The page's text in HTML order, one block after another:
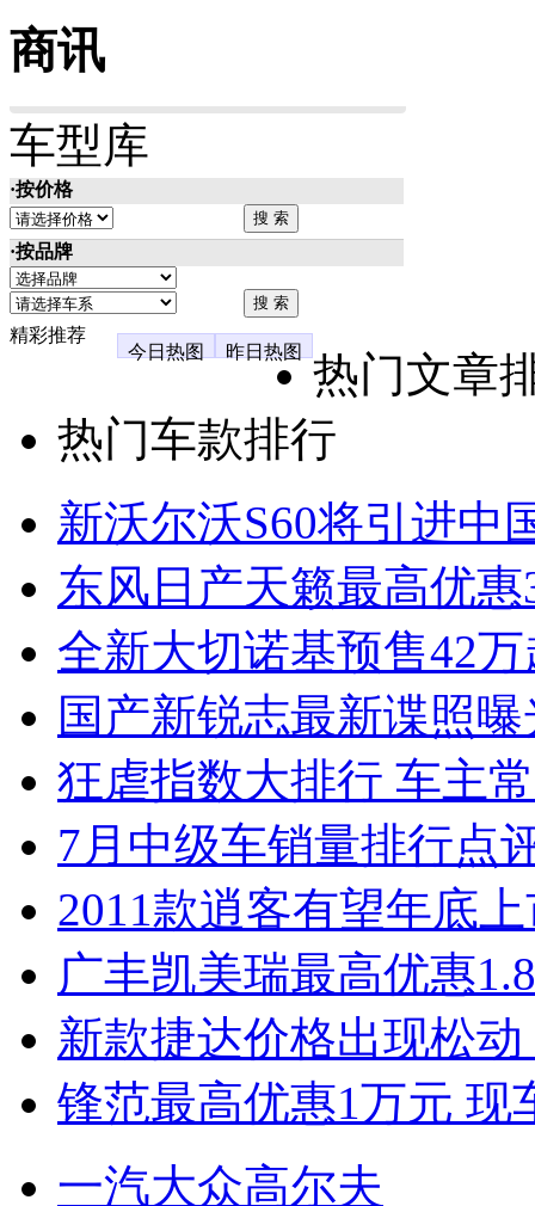
商讯
车型库
·按价格
·按品牌
精彩推荐
今日热图
昨日热图
热门文章
热门车款排行
新沃尔沃S60将引进中
东风日产天籁最高优
全新大切诺基预售42
国产新锐志最新谍照
狂虐指数大排行 车主
7月中级车销量排行点
2011款逍客有望年底
广丰凯美瑞最高优惠
新款捷达价格出现松
锋范最高优惠1万元 现
一汽大众高尔夫